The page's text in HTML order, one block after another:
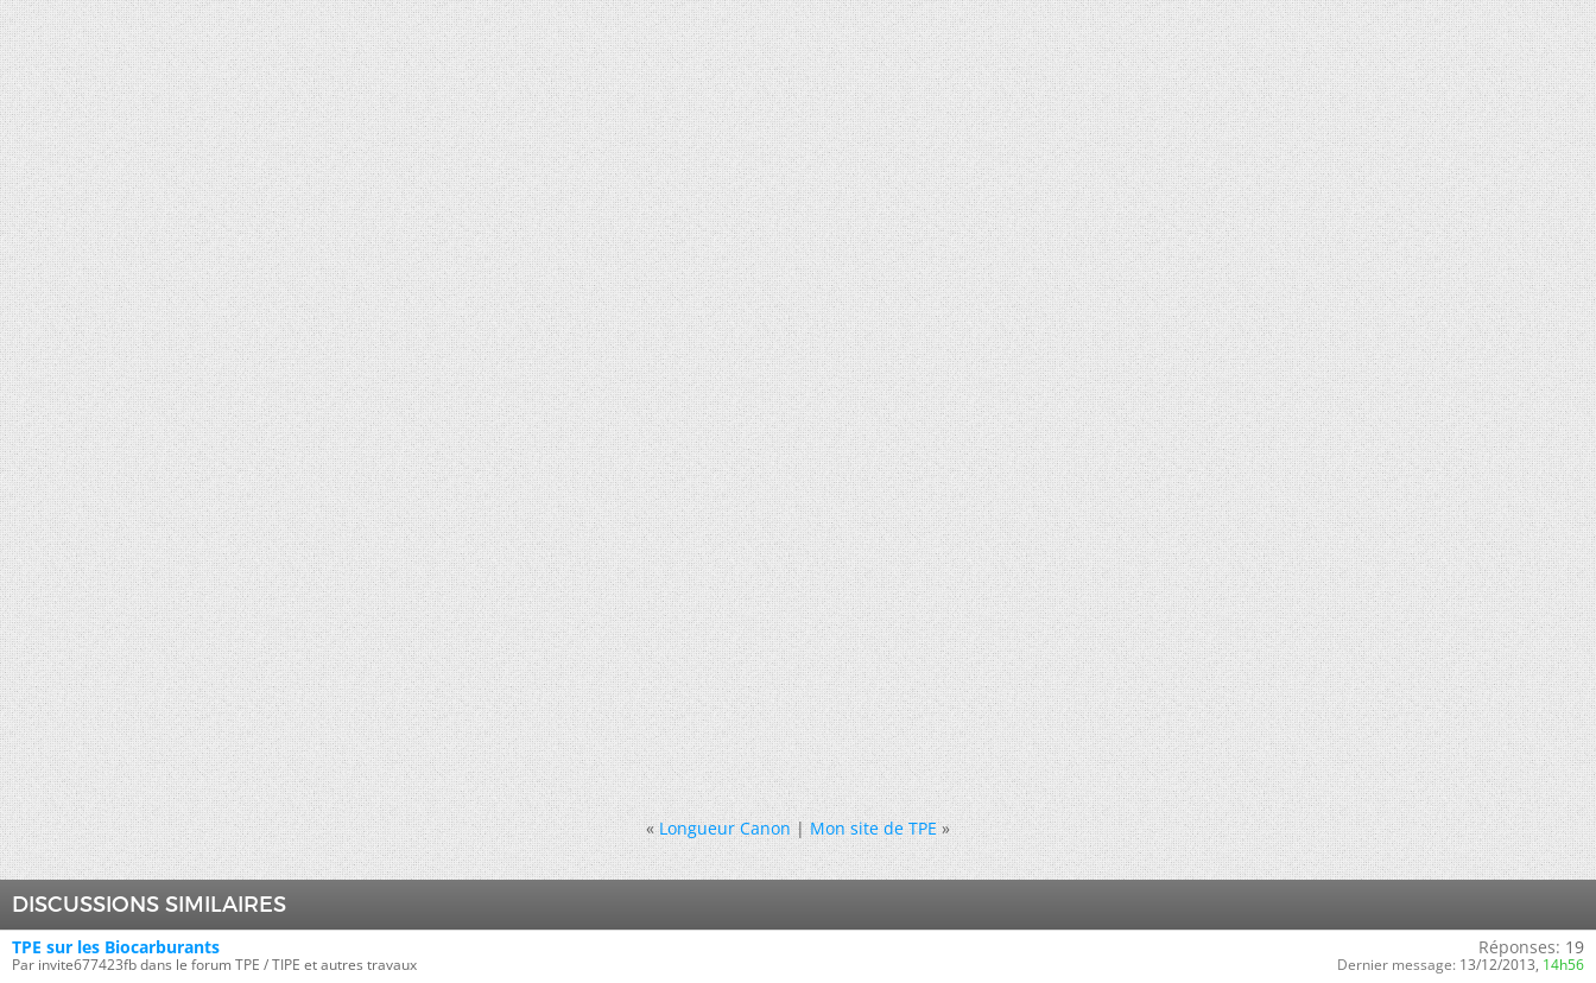
« Longueur Canon|Mon site de TPE »
DISCUSSIONS SIMILAIRES
TPE sur les Biocarburants
Par invite677423fb dans le forum TPE / TIPE et autres travaux
Réponses: 19
Dernier message: 13/12/2013, 14h56